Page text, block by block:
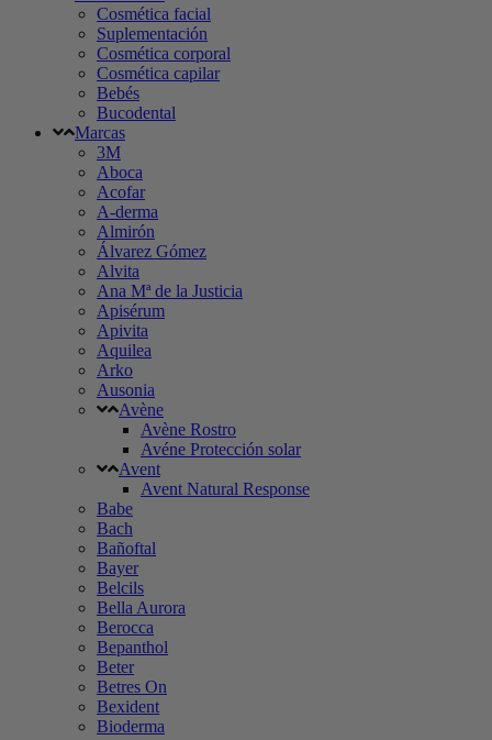
Cosmética facial
Suplementación
Cosmética corporal
Cosmética capilar
Bebés
Bucodental
Marcas
3M
Aboca
Acofar
A-derma
Almirón
Álvarez Gómez
Alvita
Ana Mª de la Justicia
Apisérum
Apivita
Aquilea
Arko
Ausonia
Avène
Avène Rostro
Avéne Protección solar
Avent
Avent Natural Response
Babe
Bach
Bañoftal
Bayer
Belcils
Bella Aurora
Berocca
Bepanthol
Beter
Betres On
Bexident
Bioderma